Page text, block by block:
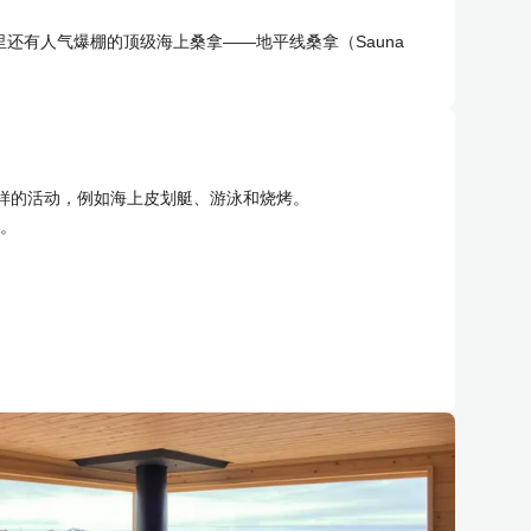
还有人气爆棚的顶级海上桑拿——地平线桑拿（Sauna
活动，例如海上皮划艇、游泳和烧烤。